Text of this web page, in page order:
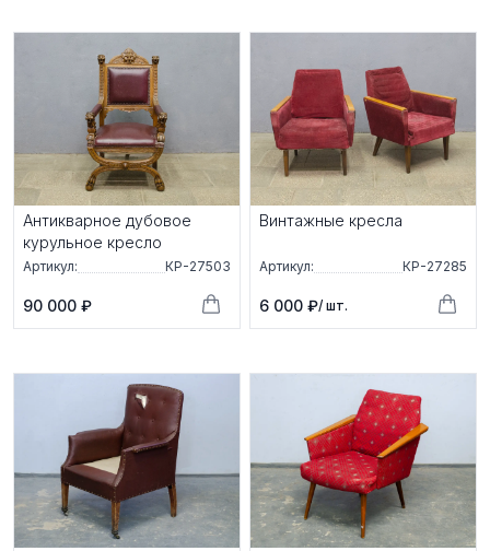
Антикварное дубовое
курульное кресло
Артикул: КР-27503
90 000 ₽
Винтажные кресла
Артикул: КР-27285
6 000 ₽/ шт.